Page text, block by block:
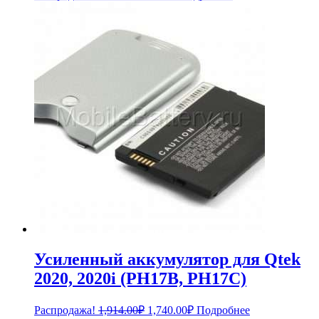
484.00₽.
цена:
Усиленный аккумулятор для Qtek
2020, 2020i (PH17B, PH17C)
Распродажа! 1,914.00₽ Первоначальная
1,740.00₽Текущая
Подробнее